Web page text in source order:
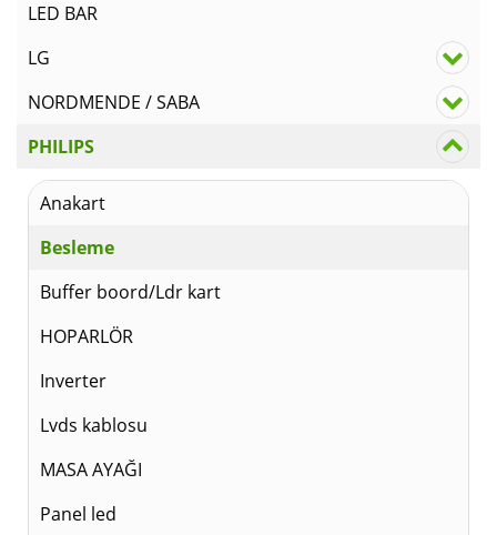
LED BAR
LG
NORDMENDE / SABA
PHILIPS
Anakart
Besleme
Buffer boord/Ldr kart
HOPARLÖR
Inverter
Lvds kablosu
MASA AYAĞI
Panel led